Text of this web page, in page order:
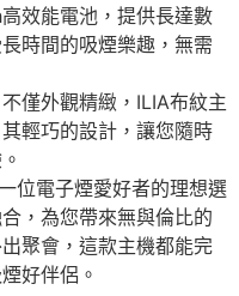
效能電池，提供長達數
時間的吸煙樂趣，無需
僅外觀精緻，ILIA布紋主
輕巧的設計，讓您隨時
位電子煙愛好者的理想選
，為您帶來無與倫比的
聚會，這款主機都能完
好伴侶。